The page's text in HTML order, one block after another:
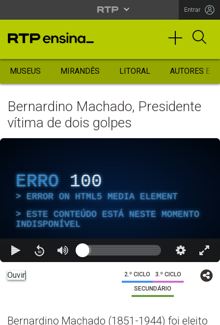
Entrar
MUSEUS MIRANDÊS LITORAL AUTORES
Bernardino Machado, Presidente
vítima de dois golpes
ERRO 100
ERROR ON HTML5 MEDIA ELEMENT
ESTE CONTEÚDO ESTÁ NESTE MOMENTO
INDISPONÍVEL
Ouvir 2.º CICLO 3.º CICLO
SECUNDÁRIO
Bernardino Machado (1851-1944) foi eleito